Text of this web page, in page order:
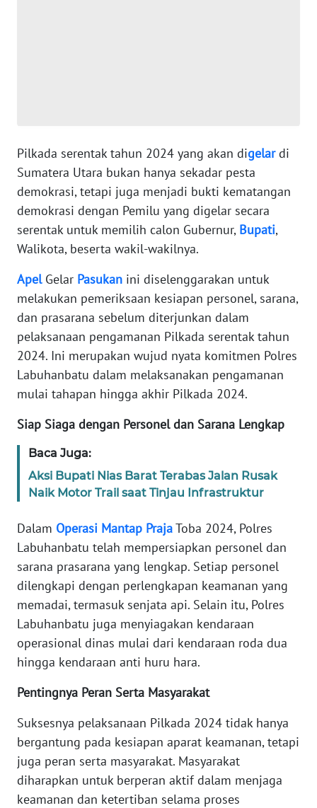
Pilkada serentak tahun 2024 yang akan digelardi
Sumatera Utara bukan hanya sekadar pesta
demokrasi, tetapi juga menjadi bukti kematangan
demokrasi dengan Pemilu yang digelar secara
serentak untuk memilih calon Gubernur, Bupati,
Walikota, beserta wakil-wakilnya.
ApelGelar Pasukan ini diselenggarakan untuk
melakukan pemeriksaan kesiapan personel, sarana,
dan prasarana sebelum diterjunkan dalam
pelaksanaan pengamanan Pilkada serentak tahun
2024. Ini merupakan wujud nyata komitmen Polres
Labuhanbatu dalam melaksanakan pengamanan
mulai tahapan hingga akhir Pilkada 2024.
Siap Siaga dengan Personel dan Sarana Lengkap
Baca Juga:
Aksi Bupati Nias Barat Terabas Jalan Rusak
Naik Motor Trail saat Tinjau Infrastruktur
Dalam Operasi Mantap PrajaToba 2024, Polres
Labuhanbatu telah mempersiapkan personel dan
sarana prasarana yang lengkap. Setiap personel
dilengkapi dengan perlengkapan keamanan yang
memadai, termasuk senjata api. Selain itu, Polres
Labuhanbatu juga menyiagakan kendaraan
operasional dinas mulai dari kendaraan roda dua
hingga kendaraan anti huru hara.
Pentingnya Peran Serta Masyarakat
Suksesnya pelaksanaan Pilkada 2024 tidak hanya
bergantung pada kesiapan aparat keamanan, tetapi
juga peran serta masyarakat. Masyarakat
diharapkan untuk berperan aktif dalam menjaga
keamanan dan ketertiban selama proses
WN
PAPUA
WN
RIAU
WN
SERAMBI
WN
JAMBI
WN
WN
WN
WN
SULBAR
WN
BABEL
WN
SUMBAR
SUMSEL
WN
BENGKULU